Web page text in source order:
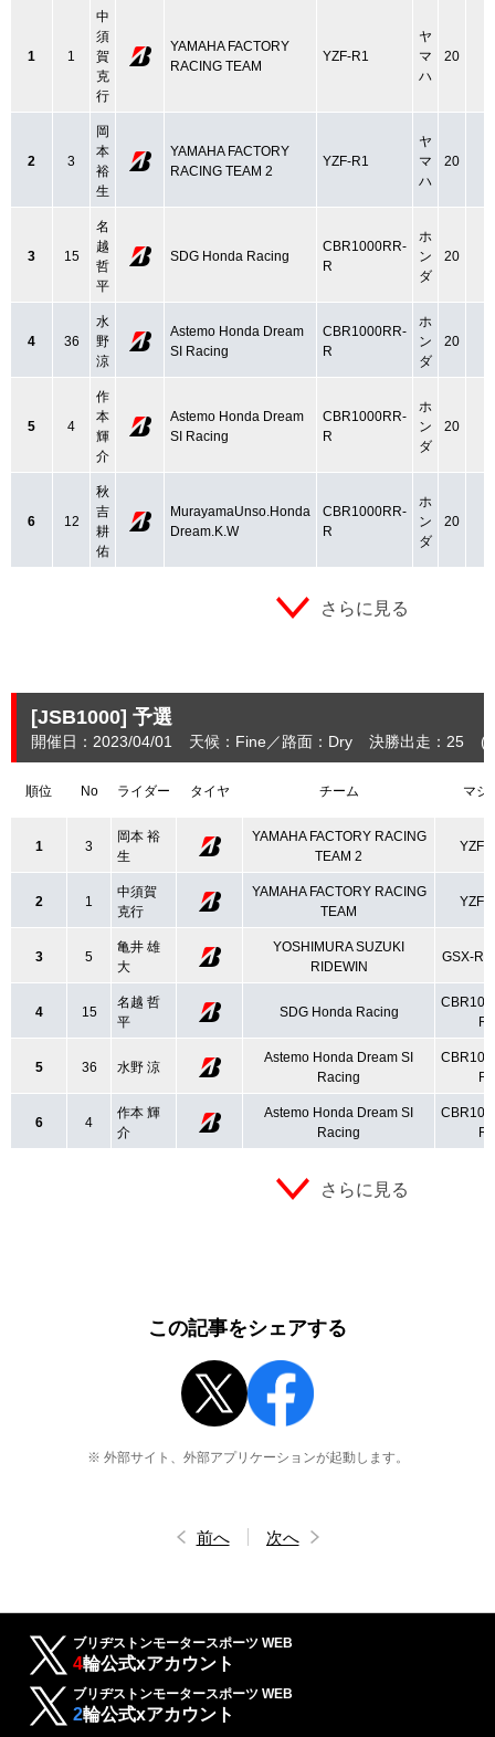
1 1
中
須
賀
克
行
YAMAHA FACTORY
RACING TEAM
YZF-R1
ヤ
マ
ハ
20
2 3
岡
本
裕
生
YAMAHA FACTORY
RACING TEAM 2
YZF-R1
ヤ
マ
ハ
20
3 15
名
越
哲
平
SDG Honda Racing
CBR1000RR-
R
ホ
ン
ダ
20
4 36
水
野
涼
Astemo Honda Dream
SI Racing
CBR1000RR-
R
ホ
ン
ダ
20
5 4
作
本
輝
介
Astemo Honda Dream
SI Racing
CBR1000RR-
R
ホ
ン
ダ
20
6 12
秋
吉
耕
佑
MurayamaUnso.Honda
Dream.K.W
CBR1000RR-
R
ホ
ン
ダ
20
さらに見る
[JSB1000] 予選
開催日：2023/04/01 天候：Fine 路面：Dry 決勝出走：25
順位 No ライダー タイヤ チーム マシ
1 3
岡本 裕
生
YAMAHA FACTORY RACING
TEAM 2
YZF-
2 1
中須賀
克行
YAMAHA FACTORY RACING
TEAM
YZF-
3 5
亀井 雄
大
YOSHIMURA SUZUKI
RIDEWIN
GSX-
4 15
名越 哲
平
SDG Honda Racing
R
5 36 水野 涼
Astemo Honda Dream SI
Racing
R
6 4
作本 輝
介
Astemo Honda Dream SI
Racing
R
さらに見る
この記事をシェアする
※ 外部サイト、外部アプリケーションが起動します。
前へ 次へ
ブリヂストンモータースポーツ WEB
4輪公式xアカウント
ブリヂストンモータースポーツ WEB
2輪公式xアカウント